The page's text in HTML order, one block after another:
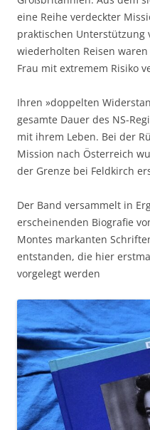
eine Reihe verdeckter
praktischen Unterstützung
wiederholten Reisen
Frau mit extremem Risiko
Ihren »doppelten
gesamte Dauer des NS-
mit ihrem Leben. Bei der
Mission nach Österreich
der Grenze bei Feldkirch
Der Band versammelt in
erscheinenden Biografie
Montes markanten
entstanden, die hier
vorgelegt werden